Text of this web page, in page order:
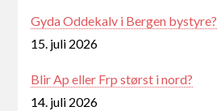
Gyda Oddekalv i Bergen bystyre?
15. juli 2026
Blir Ap eller Frp størst i nord?
14. juli 2026